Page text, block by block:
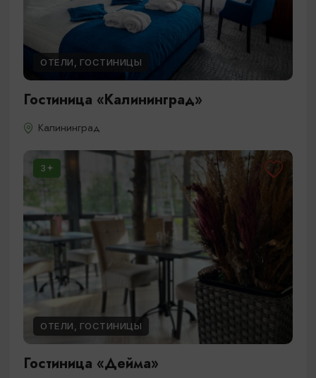
ОТЕЛИ, ГОСТИНИЦЫ
Гостиница «Калининград»
Калининград
3
ОТЕЛИ, ГОСТИНИЦЫ
Гостиница «Дейма»